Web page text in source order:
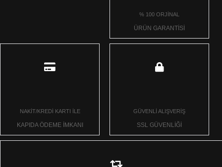
% 100 ORJİNAL
ÜRÜN GARANTİSİ
NAKİT/KREDİ KARTI İLE
KAPIDA ÖDEME İMKANI
GÜVENLİ ALIŞVERİŞ
SSL GÜVENLİĞİ